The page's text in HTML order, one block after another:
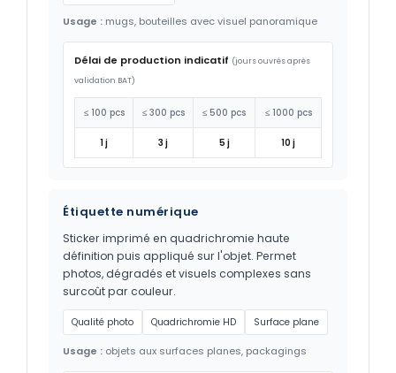
Usage : mugs, bouteilles avec visuel panoramique
Délai de production indicatif (jours ouvrés après
validation BAT)
≤ 100 pcs ≤ 300 pcs ≤ 500 pcs ≤ 1000 pcs
1 j 3 j 5 j 10 j
Étiquette numérique
Sticker imprimé en quadrichromie haute
définition puis appliqué sur l'objet. Permet
photos, dégradés et visuels complexes sans
surcoût par couleur.
Qualité photo Quadrichromie HD Surface plane
Usage : objets aux surfaces planes, packagings